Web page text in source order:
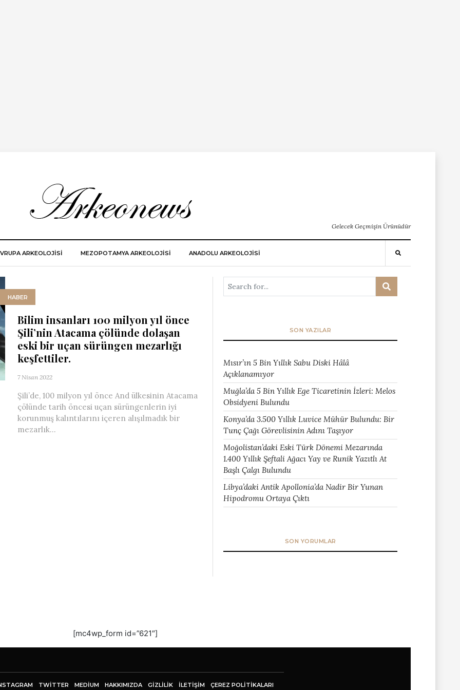
Gelecek Geçmişin Ürünüdür
ARKEOLOJISI MEZOPOTAMYA ARKEOLOJISI ANADOLU ARKEOLOJİSİ
HABER
Bilim insanları 100 milyon yıl önce
Şili’nin Atacama çölünde dolaşan
eski bir uçan sürüngen mezarlığı
keşfettiler.
7 Nisan 2022
Şili’de, 100 milyon yıl önce And ülkesinin Atacama
çölünde tarih öncesi uçan sürüngenlerin iyi
korunmuş kalıntılarını içeren alışılmadık bir
mezarlık...
SON YAZILAR
Mısır’ın 5 Bin Yıllık Sabu Diski Hâlâ
Açıklanamıyor
Muğla’da 5 Bin Yıllık Ege Ticaretinin İzleri: Melos
Obsidyeni Bulundu
Konya’da 3.500 Yıllık Luvice Mühür Bulundu: Bir
Tunç Çağı Görevlisinin Adını Taşıyor
Moğolistan’daki Eski Türk Dönemi Mezarında
1.400 Yıllık Şeftali Ağacı Yay ve Runik Yazıtlı At
Başlı Çalgı Bulundu
Libya’daki Antik Apollonia’da Nadir Bir Yunan
Hipodromu Ortaya Çıktı
SON YORUMLAR
[mc4wp_form id=”621″]
TWITTER MEDIUM HAKKIMIZDA GİZLİLİK İLETIŞIM ÇEREZ POLITIKALARI